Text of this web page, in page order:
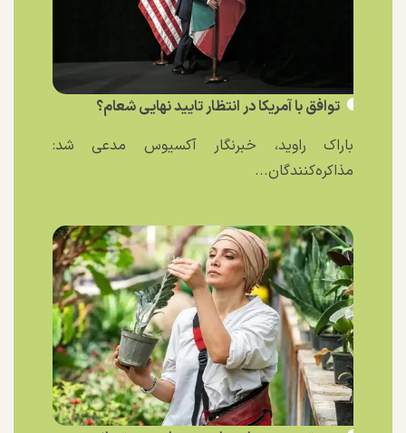
توافق با آمریکا در انتظار تایید نهایی شعام؟
باراک راوید، خبرنگار آکسیوس مدعی شد:
مذاکره‌کنندگان...